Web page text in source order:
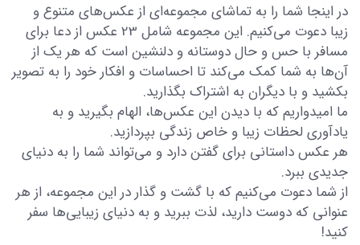
در اینجا شما را به تماشای مجموعه‌ای از عکس‌های متنوع و
زیبا دعوت می‌کنیم. این مجموعه شامل 23 عکس از دعا برای
مسافر با حس و حال دوستانه و دلنشین است که هر یک از
آن‌ها به شما کمک می‌کند تا احساسات و افکار خود را به تصویر
بکشید و با دیگران به اشتراک بگذارید.
ما امیدواریم که با دیدن این عکس‌ها، الهام بگیرید و به
یادآوری لحظات زیبا و خاص زندگی بپردازید.
هر عکس داستانی برای گفتن دارد و می‌تواند شما را به دنیای
جدیدی ببرد.
از شما دعوت می‌کنیم که با گشت و گذار در این مجموعه، از هر
عنوانی که دوست دارید، لذت ببرید و به دنیای زیبایی‌ها سفر
کنید!